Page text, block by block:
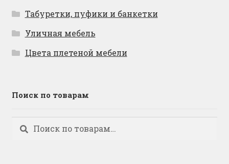
Табуретки, пуфики и банкетки
Уличная мебель
Цвета плетеной мебели
Поиск по товарам
Искать:
Поиск